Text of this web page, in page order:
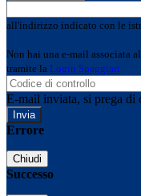
all'indirizzo indicato con le
Non hai una e-mail associata
tramite la Login Spaggiari
E-mail inviata, si prega di
Errore
Chiudi
Successo